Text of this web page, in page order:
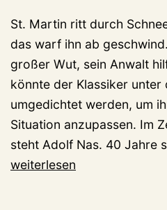
St. Martin ritt durch
das warf ihn ab
großer Wut, sein Anwalt
könnte der Klassiker unter
umgedichtet werden, um
Situation anzupassen. Im
steht Adolf Nas. 40 Jahre
weiterlesen